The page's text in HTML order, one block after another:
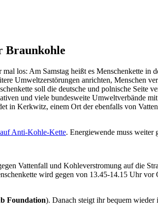
Braunkohle
mal los: Am Samstag heißt es Menschenkette
Umweltzerstörungen anrichten, Menschen
soll die deutsche und polnische Seite
und viele bundesweite Umweltverbände
in Kerkwitz, einem Ort der ebenfalls von
Anti-Kohle-Kette. Energiewende muss weiter
Vattenfall und Kohleverstromung auf die
wird gegen von 13.45-14.15 Uhr
Foundation). Danach steigt ihr bequem